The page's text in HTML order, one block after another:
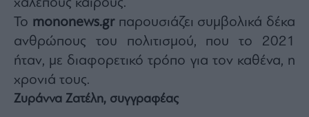
Μετοχές
Αγορές
Trader's
χαλεπούς καιρούς.
Το mononews.grπαρουσιάζει συμβολικά δέκα
ανθρώπους του πολιτισμού, που το 2021
ήταν, με διαφορετικό τρόπο για τον καθένα, η
χρονιά τους.
Ζυράννα Ζατέλη, συγγραφέας